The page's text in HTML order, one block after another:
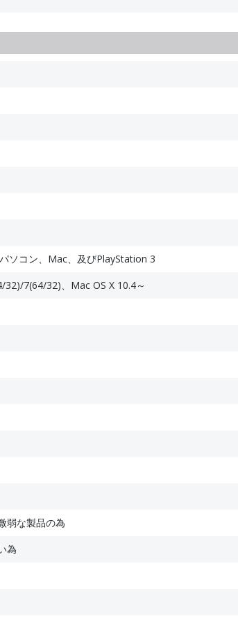
ソコン、Mac、及びPlayStation 3
7(64/32)、Mac OS X 10.4～
弱な製品の為
為